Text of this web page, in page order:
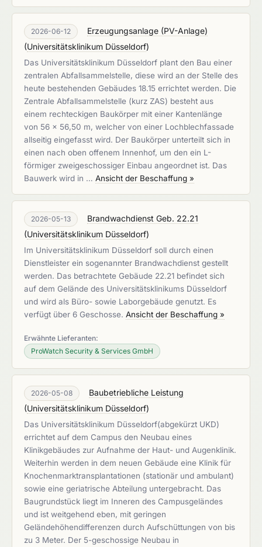
2026-06-12
Erzeugungsanlage (PV-Anlage)
(Universitätsklinikum Düsseldorf)
Das Universitätsklinikum Düsseldorf plant den Bau einer
zentralen Abfallsammelstelle, diese wird an der Stelle des
heute bestehenden Gebäudes 18.15 errichtet werden. Die
Zentrale Abfallsammelstelle (kurz ZAS) besteht aus
einem rechteckigen Baukörper mit einer Kantenlänge
von 56 x 56,50 m, welcher von einer Lochblechfassade
allseitig eingefasst wird. Der Baukörper unterteilt sich in
einen nach oben offenem Innenhof, um den ein L-
förmiger zweigeschossiger Einbau angeordnet ist. Das
Bauwerk wird in … Ansicht der Beschaffung »
2026-05-13
Brandwachdienst Geb. 22.21
(Universitätsklinikum Düsseldorf)
Im Universitätsklinikum Düsseldorf soll durch einen
Dienstleister ein sogenannter Brandwachdienst gestellt
werden. Das betrachtete Gebäude 22.21 befindet sich
auf dem Gelände des Universitätsklinikums Düsseldorf
und wird als Büro- sowie Laborgebäude genutzt. Es
verfügt über 6 Geschosse. Ansicht der Beschaffung »
Erwähnte Lieferanten:
ProWatch Security & Services GmbH
2026-05-08
Baubetriebliche Leistung
(Universitätsklinikum Düsseldorf)
Das Universitätsklinikum Düsseldorf(abgekürzt UKD)
errichtet auf dem Campus den Neubau eines
Klinikgebäudes zur Aufnahme der Haut- und Augenklinik.
Weiterhin werden in dem neuen Gebäude eine Klinik für
Knochenmarktransplantationen (stationär und ambulant)
sowie eine geriatrische Abteilung untergebracht. Das
Baugrundstück liegt im Inneren des Campusgeländes
und ist weitgehend eben, mit geringen
Geländehöhendifferenzen durch Aufschüttungen von bis
zu 3 Meter. Der 5-geschossige Neubau in